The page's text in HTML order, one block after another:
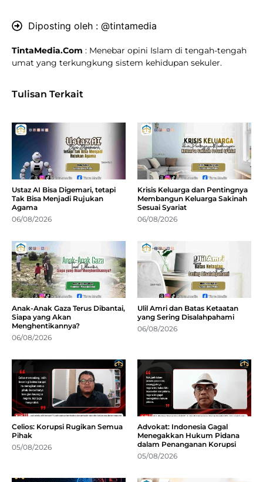
Diposting oleh : @tintamedia
TintaMedia.Com : Menebar opini Islam di tengah-tengah
umat yang terkungkung sistem kehidupan sekuler.
Tulisan Terkait
Ustaz AI Bisa Digemari, tetapi
Tak Bisa Menjadi Rujukan
Agama
06/08/2026
Krisis Keluarga dan Pentingnya
Membangun Keluarga Sakinah
Sesuai Syariat
06/08/2026
Anak-Anak Gaza Terus Dibantai,
Siapa yang Akan
Menghentikannya?
06/08/2026
Ulil Amri dan Batas Ketaatan
yang Sering Disalahpahami
06/08/2026
Celios: Korupsi Rugikan Semua
Pihak
05/08/2026
Advokat: Indonesia Gagal
Menegakkan Hukum Pidana
dalam Penanganan Korupsi
05/08/2026